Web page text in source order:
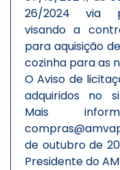
26/2024 via
visando a
para aquisição
cozinha para as
O Aviso de
adquiridos no
Mais
de outubro de
Presidente do